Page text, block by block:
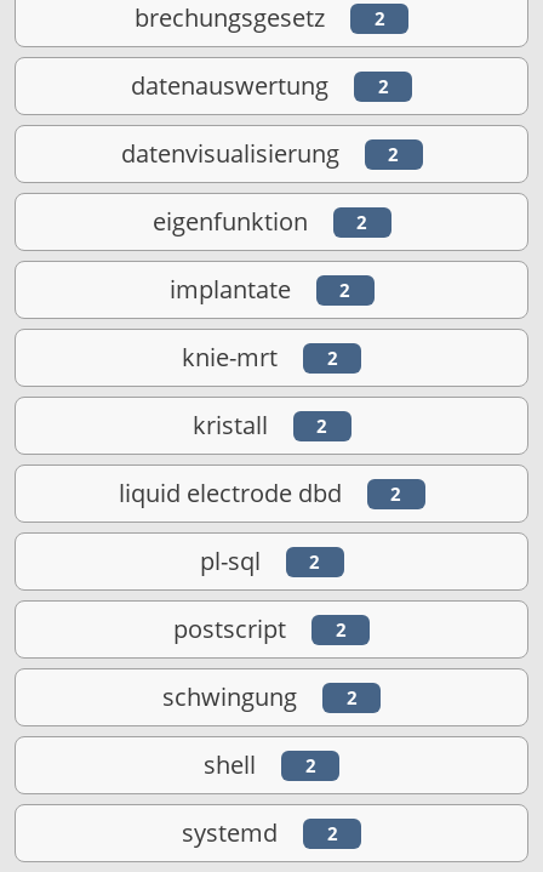
brechungsgesetz 2
datenauswertung 2
datenvisualisierung 2
eigenfunktion 2
implantate 2
knie-mrt 2
kristall 2
liquid electrode dbd 2
pl-sql 2
postscript 2
schwingung 2
shell 2
systemd 2